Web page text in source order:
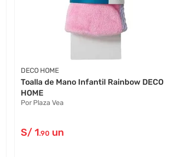
DECO HOME
Toalla de Mano Infantil Rainbow DECO
HOME
Por Plaza Vea
S/1.90 un